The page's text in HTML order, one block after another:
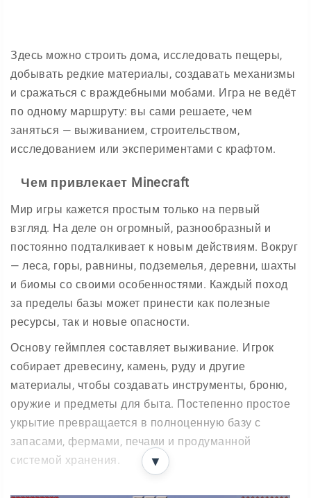
Здесь можно строить дома, исследовать пещеры,
добывать редкие материалы, создавать механизмы
и сражаться с враждебными мобами. Игра не ведёт
по одному маршруту: вы сами решаете, чем
заняться — выживанием, строительством,
исследованием или экспериментами с крафтом.
Чем привлекает Minecraft
Мир игры кажется простым только на первый
взгляд. На деле он огромный, разнообразный и
постоянно подталкивает к новым действиям. Вокруг
— леса, горы, равнины, подземелья, деревни, шахты
и биомы со своими особенностями. Каждый поход
за пределы базы может принести как полезные
ресурсы, так и новые опасности.
Основу геймплея составляет выживание. Игрок
собирает древесину, камень, руду и другие
материалы, чтобы создавать инструменты, броню,
оружие и предметы для быта. Постепенно простое
укрытие превращается в полноценную базу с
запасами, фермами, печами и продуманной
системой хранения.
Что можно делать в игре
▼